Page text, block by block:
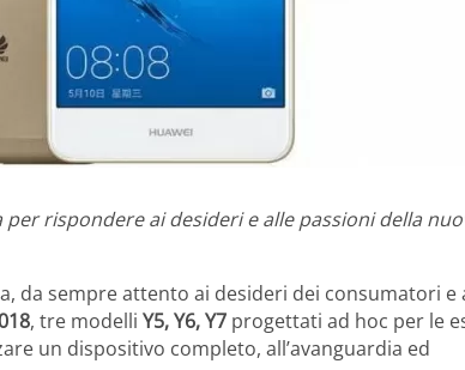
rispondere ai desideri e alle passioni della
da sempre attento ai desideri dei consumatori e
, tre modelli Y5, Y6, Y7 progettati ad hoc per le
un dispositivo completo, all’avanguardia ed